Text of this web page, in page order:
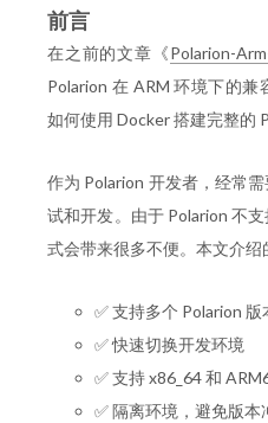
前言
在之前的文章《Polarion-
Polarion 在 ARM 环境下的
如何使用 Docker 搭建完整的
作为 Polarion 开发者，经常
试和开发。由于 Polarion 不
式会带来很多不便。本文介绍
✅ 支持多个 Polarion 版
✅ 快速切换开发环境
✅ 支持 x86_64 和
✅ 隔离环境，避免版本